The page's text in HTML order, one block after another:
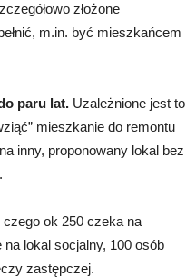
złożone
m.in. być mieszkańcem
paru lat. Uzależnione jest to
mieszkanie do remontu
inny, proponowany lokal bez
ok 250 czeka na
lokal socjalny, 100 osób
zastępczej.